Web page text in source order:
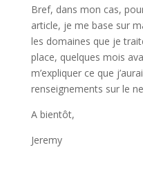
Bref, dans mon cas,
article, je me base sur
les domaines que je
place, quelques mois
m’expliquer ce que
renseignements sur le
A bientôt,
Jeremy